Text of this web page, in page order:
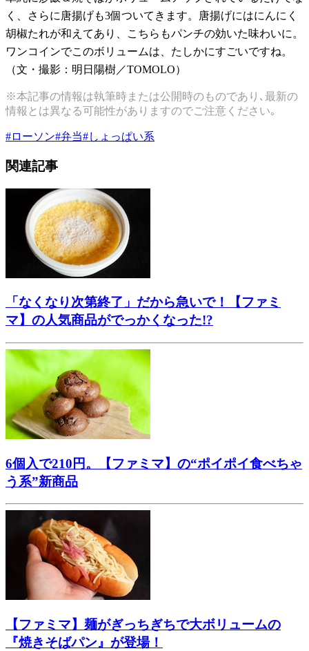
く、さらに唐揚げも3個ついてきます。唐揚げにはにんにく
胡椒たれが和えてあり、こちらもパンチの効いた味わいに。
ワンコインでこのボリュームは、たしかにすごいですね。
（文・撮影：明日陽樹／TOMOLO）
※本記事の情報は執筆時または公開時のものであり､最新の
情報とは異なる可能性がありますのでご注意ください｡
#ローソン#弁当#しょっぱい系
関連記事
「なくなり次第終了」だから急いで！【ファミ
マ】の人気商品がでっかくなった!?
6個入で210円。【ファミマ】の“ポイポイ食べちゃ
う系”新商品
【ファミマ】麺がぎっちぎちで大ボリュームの
『焼きそばパン』が登場！